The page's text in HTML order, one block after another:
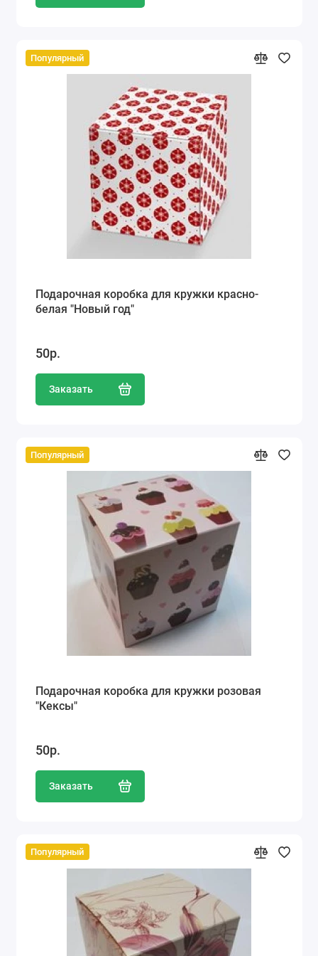
Популярный
Подарочная коробка для кружки красно-
белая "Новый год"
50р.
Заказать
Популярный
Подарочная коробка для кружки розовая
"Кексы"
50р.
Заказать
Популярный